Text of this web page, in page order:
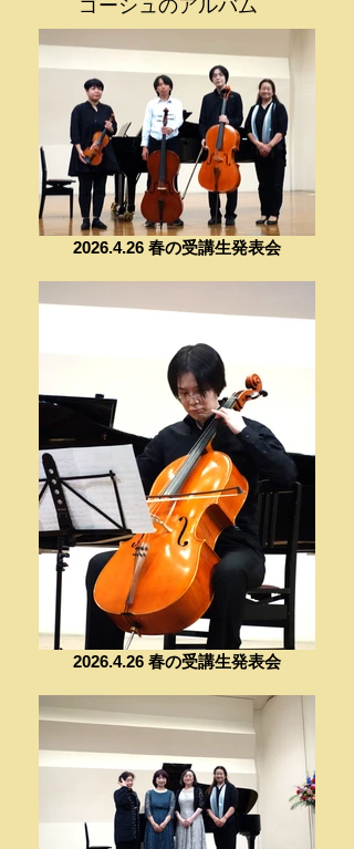
期体験コースをご用意しました。憧れの音
楽を、聴くだけでなく「奏でる」へ。はじ
めの一歩を踏み出してみませんか？！ 【キ
ャンペーン特集ページ】
2026.4.26 春の受講生発表会
2026.4.26 春の受講生発表会
ゴーシュのアルバム